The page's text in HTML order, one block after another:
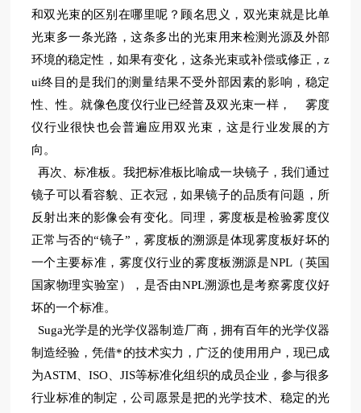
和双光束的区别在哪里呢？顾名思义，双光束就是比单
光束多一条光路，这条多出的光束用来检测光源及外部
环境的稳定性，如果有变化，这条光束或补偿或修正，z
ui终目的是我们的测量结果不受外部因素的影响，稳定
性、性。就像色度仪行业已经普及双光束一样， 雾度
仪行业很快也会普遍应用双光束，这是行业发展的方
向。
再次、标准板。我把标准板比喻成一块镜子，我们通过
镜子可以看容貌、正衣冠，如果镜子的品质有问题，所
反射出来的影像会有变化。同理，雾度板是检验雾度仪
正常与否的“镜子”，雾度板的溯源是体现雾度板好坏的
一个主要标准，雾度仪行业的雾度板溯源是NPL（英国
国家物理实验室），是否由NPL溯源也是考察雾度仪好
坏的一个标准。
Suga光学是的光学仪器制造厂商，拥有百年的光学仪器
制造经验，凭借*的技术实力，广泛的使用用户，现已成
为ASTM、ISO、JIS等标准化组织的成员企业，参与很多
行业标准的制定，公司愿景是把的光学技术、稳定的光